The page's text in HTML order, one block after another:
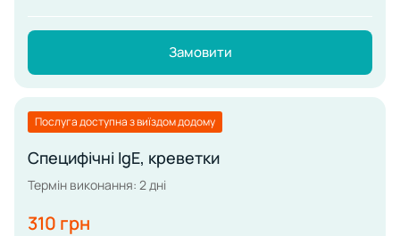
Замовити
Послуга доступна з виїздом додому
Специфічні IgE, креветки
Термін виконання: 2 дні
310 грн